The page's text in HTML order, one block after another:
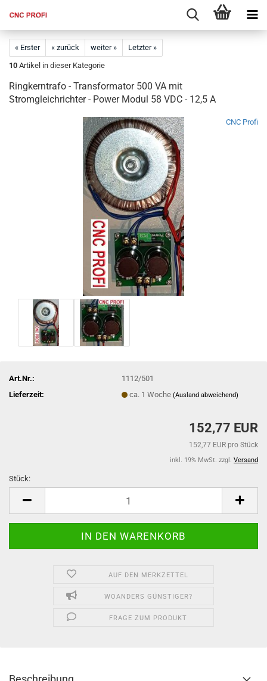
« Erster « zurück weiter »
Letzter »
10 Artikel in dieser Kategorie
Ringkerntrafo - Transformator 500 VA mit
Stromgleichrichter - Power Modul 58 VDC - 12,5 A
CNC Profi
Art.Nr.:
1112/501
Lieferzeit:
ca. 1 Woche(Ausland abweichend)
152,77 EUR
152,77 EUR pro Stück
inkl. 19% MwSt. zzgl. Versand
Stück:
AUF DEN MERKZETTEL
WOANDERS GÜNSTIGER?
FRAGE ZUM PRODUKT